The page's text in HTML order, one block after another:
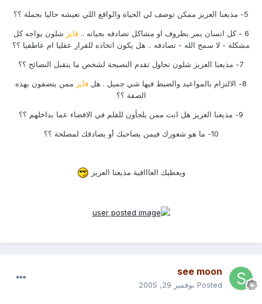
5- مذيعنا العزيز ممكن توصف لي الحياة والواقع اللي نعيشه حاليا بجملة ؟؟
6 - كل انسان يمر بظروف او مشاكل تصادفه بحياته .. فايز شلون يواجه كل
مشكلة - لا سمح الله - تصادفه .. هل يكون اتخاذه للقرار عقليا ام عاطفيا ؟؟
7- مذيعنا العزيز شلون تحاول تقدم النصيحة لشخص ما يتقبل النصائح ؟؟
8- الالتزام بالمواعيد والضبط فيها شي جميل . هل فايز ممن يتصفون بهذه
الصفة ؟؟
9- مذيعنا العزيز هل انت ممن يلجأون للقلم في الافضاء عما بداخلهم ؟؟
10- ما هو شعورك فيمن يصاحبك أو يصادقك لمصلحة ؟؟
ويعطيك العااافية مذيعنا العزيز
see moon
Posted نوفمبر 29, 2005